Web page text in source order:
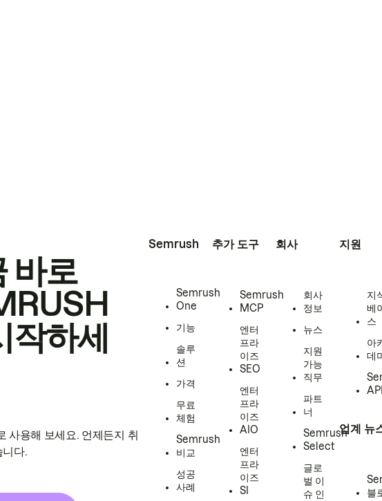
바로
작하세
사용해 보세요. 언제든지 취
니다.
Semrush
Semrush
One
기능
솔루
션
가격
무료
체험
Semrush
비교
성공
사례
추가 도구
Semrush
MCP
엔터
프라
이즈
SEO
엔터
프라
이즈
AIO
엔터
프라
이즈
SI
회사
회사
정보
뉴스
지원
가능
직무
파트
너
Semrush
Select
글로
벌 이
슈 인
지원
지
베
스
아
데
업계 뉴
블